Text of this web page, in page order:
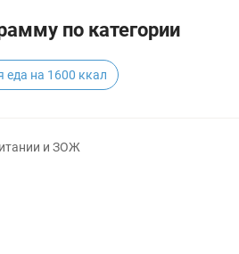
по категории
еда на 1600 ккал
и ЗОЖ